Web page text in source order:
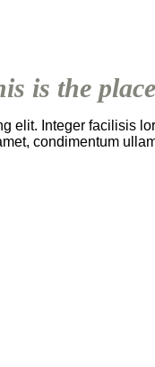
is the
elit. Integer facilisis
condimentum